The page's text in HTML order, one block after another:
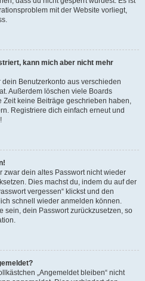
mit der Website vorliegt,
kann mich aber nicht mehr
Benutzerkonto aus verschieden
Außerdem löschen viele Boards
keine Beiträge geschrieben haben,
Registriere dich einfach erneut und
zwar dein altes Passwort nicht wieder
Dies machst du, indem du auf der
vergessen“ klickst und den
schnell wieder anmelden können.
sein, dein Passwort zurückzusetzen, so
„Angemeldet bleiben“ nicht